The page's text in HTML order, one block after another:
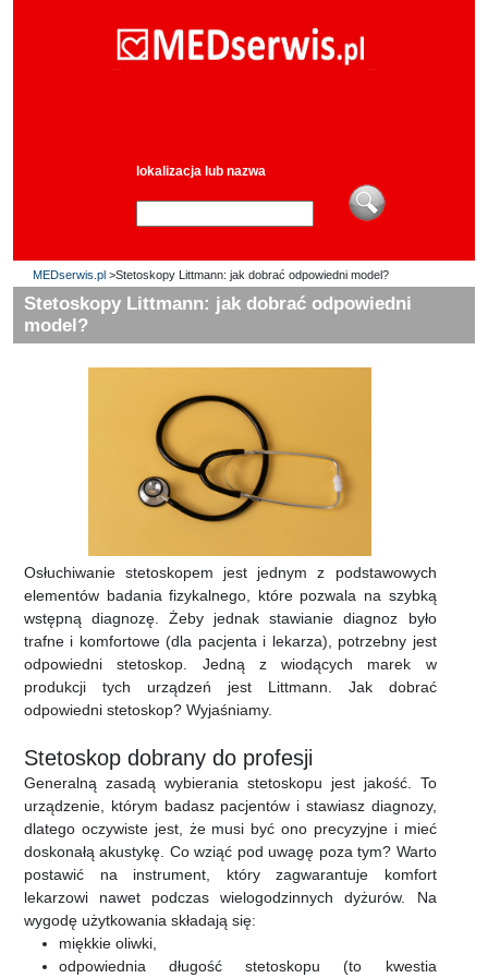
lokalizacja lub nazwa
MEDserwis.pl >Stetoskopy Littmann: jak dobrać odpowiedni model?
Stetoskopy Littmann: jak dobrać odpowiedni
model?
Osłuchiwanie stetoskopem jest jednym z podstawowych
elementów badania fizykalnego, które pozwala na szybką
wstępną diagnozę. Żeby jednak stawianie diagnoz było
trafne i komfortowe (dla pacjenta i lekarza), potrzebny jest
odpowiedni stetoskop. Jedną z wiodących marek w
produkcji tych urządzeń jest Littmann. Jak dobrać
odpowiedni stetoskop? Wyjaśniamy.
Stetoskop dobrany do profesji
Generalną zasadą wybierania stetoskopu jest jakość. To
urządzenie, którym badasz pacjentów i stawiasz diagnozy,
dlatego oczywiste jest, że musi być ono precyzyjne i mieć
doskonałą akustykę. Co wziąć pod uwagę poza tym? Warto
postawić na instrument, który zagwarantuje komfort
lekarzowi nawet podczas wielogodzinnych dyżurów. Na
wygodę użytkowania składają się:
miękkie oliwki,
odpowiednia długość stetoskopu (to kwestia